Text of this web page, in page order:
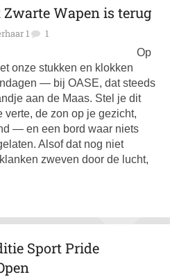
Wapen is terug
1 1
Op
onze stukken en klokken
— bij OASE, dat steeds
aan de Maas. Stel je dit
de zon op je gezicht,
— en een bord waar niets
Alsof dat nog niet
zweven door de lucht,
Sport Pride